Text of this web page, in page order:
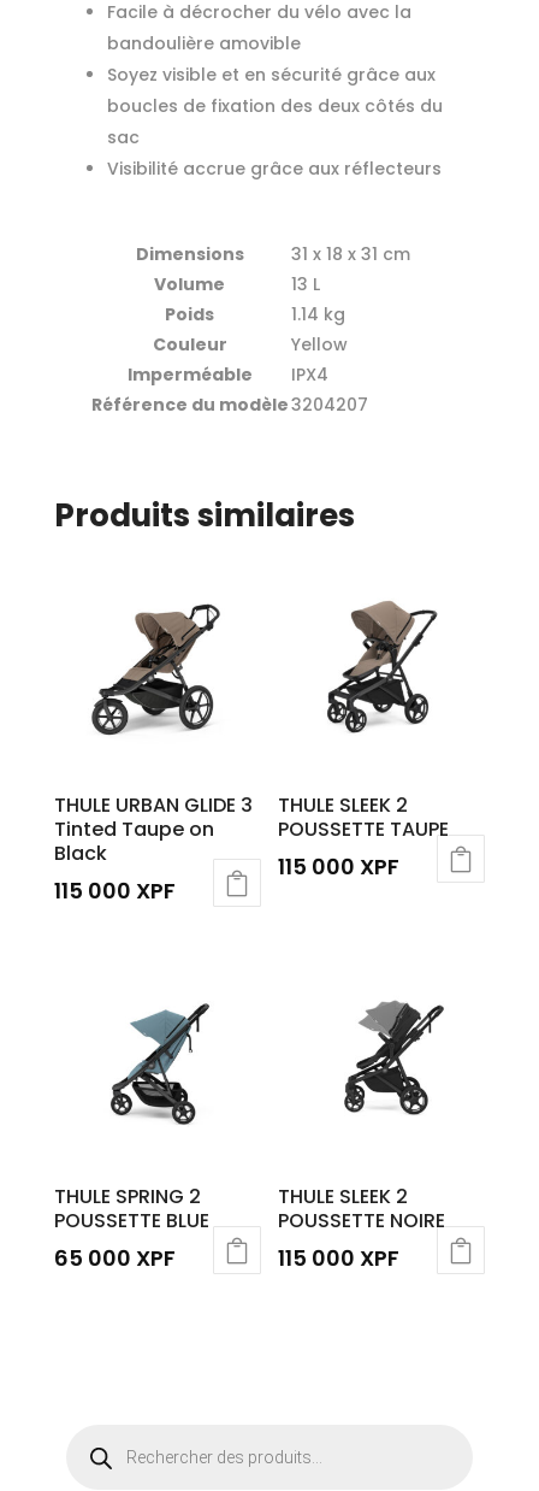
Facile à décrocher du vélo avec la
bandoulière amovible
Soyez visible et en sécurité grâce aux
boucles de fixation des deux côtés du
sac
Visibilité accrue grâce aux réflecteurs
Dimensions
31 x 18 x 31 cm
Volume
13 L
Poids
1.14 kg
Couleur
Yellow
Imperméable
IPX4
Référence du modèle3204207
Produits similaires
THULE URBAN GLIDE 3
Tinted Taupe on
Black
115 000 XPF
THULE SLEEK 2
POUSSETTE TAUPE
115 000 XPF
THULE SPRING 2
POUSSETTE BLUE
65 000 XPF
THULE SLEEK 2
POUSSETTE NOIRE
115 000 XPF
produits